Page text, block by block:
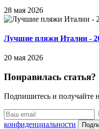
28 мая 2026
Лучшие пляжи Италии -
20 мая 2026
Понравилась статья?
Подпишитесь и получайте
конфиденциальности